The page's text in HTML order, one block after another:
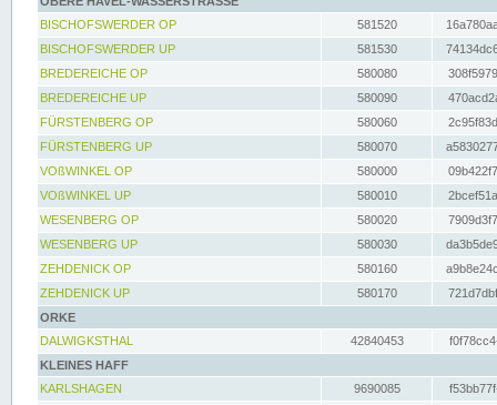
BISCHOFSWERDER OP
581520
BISCHOFSWERDER UP
581530
BREDEREICHE OP
580080
BREDEREICHE UP
580090
FÜRSTENBERG OP
580060
FÜRSTENBERG UP
580070
VOßWINKEL OP
580000
VOßWINKEL UP
580010
WESENBERG OP
580020
WESENBERG UP
580030
ZEHDENICK OP
580160
ZEHDENICK UP
580170
ORKE
DALWIGKSTHAL
42840453
KLEINES HAFF
KARLSHAGEN
9690085